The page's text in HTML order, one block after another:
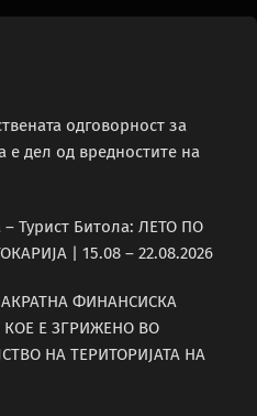
одговорност за
е дел од вредностите на
– Турист Битола: ЛЕТО ПО
| 15.08 – 22.08.2026
ФИНАНСИСКА
Е ЗГРИЖЕНО ВО
НА ТЕРИТОРИЈАТА НА